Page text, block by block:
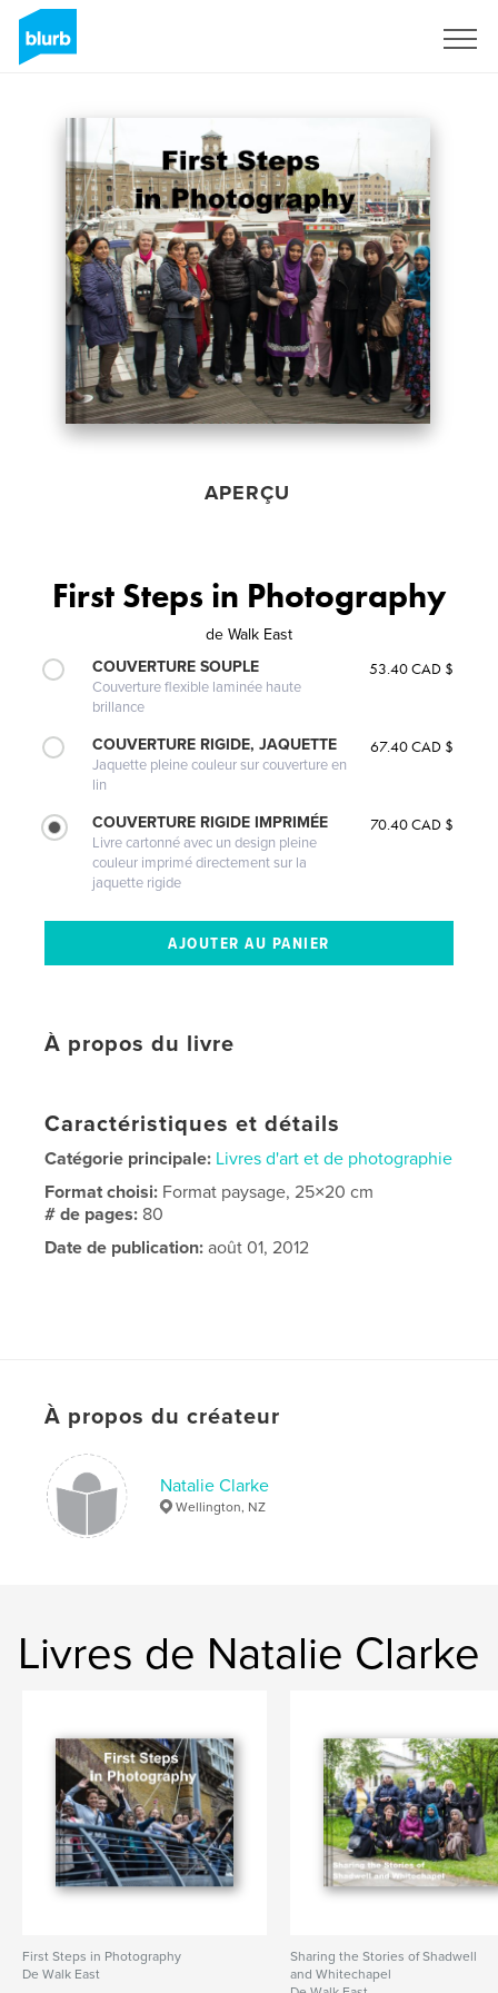
APERÇU
First Steps in Photography
de Walk East
COUVERTURE SOUPLE
Couverture flexible laminée haute
brillance
53.40 CAD $
COUVERTURE RIGIDE, JAQUETTE
Jaquette pleine couleur sur couverture en
lin
67.40 CAD $
COUVERTURE RIGIDE IMPRIMÉE
Livre cartonné avec un design pleine
couleur imprimé directement sur la
jaquette rigide
70.40 CAD $
À propos du livre
Caractéristiques et détails
Catégorie principale: Livres d'art et de photographie
Format choisi: Format paysage, 25×20 cm
# de pages: 80
Date de publication: août 01, 2012
À propos du créateur
Natalie Clarke
Wellington, NZ
Livres de Natalie Clarke
First Steps in Photography
De Walk East
Sharing the Stories of Shadwell
and Whitechapel